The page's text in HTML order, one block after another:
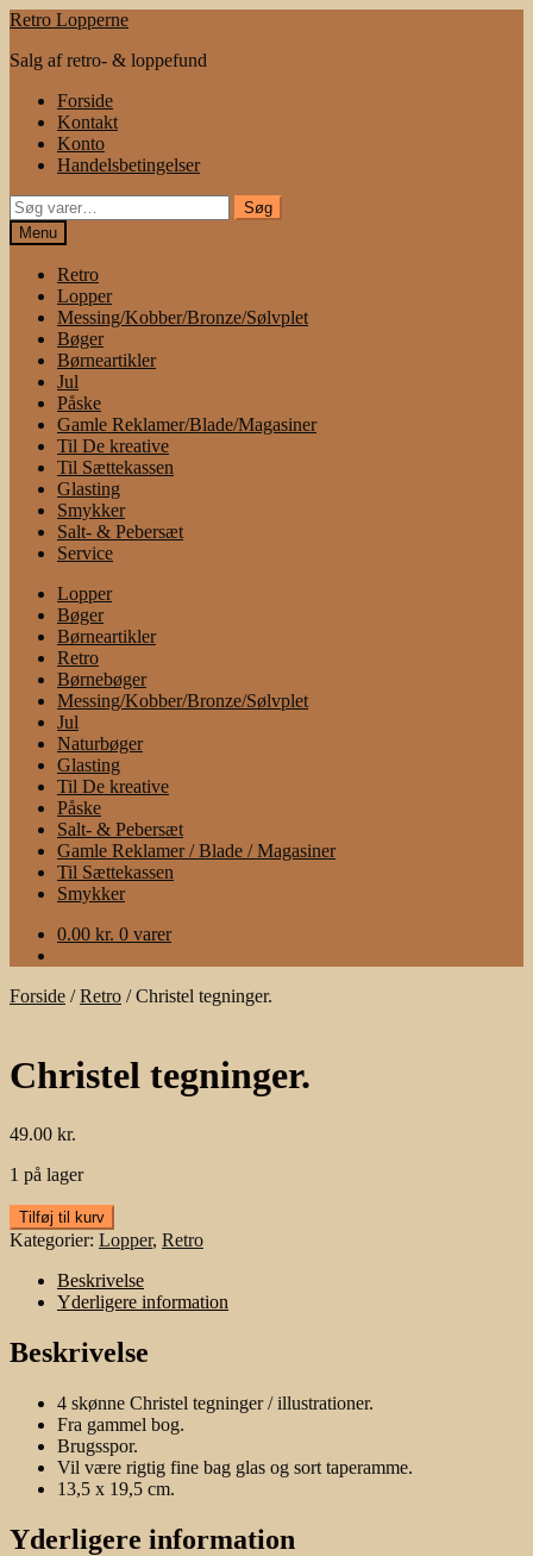
Spring
navigation
Spring
indhold
Retro Lopperne
Salg af retro- & loppefund
Forside
Kontakt
Konto
Handelsbetingelser
Søg
efter:
Søg
Menu
Retro
Lopper
Messing/Kobber/Bronze/Sølvplet
Bøger
Børneartikler
Jul
Påske
Gamle Reklamer/Blade/Magasiner
Til De kreative
Til Sættekassen
Glasting
Smykker
Salt- & Pebersæt
Service
Lopper
Bøger
Børneartikler
Retro
Børnebøger
Messing/Kobber/Bronze/Sølvplet
Jul
Naturbøger
Glasting
Til De kreative
Påske
Salt- & Pebersæt
Gamle Reklamer / Blade / Magasiner
Til Sættekassen
Smykker
0.00 kr. 0 varer
Forside /Retro /Christel tegninger.
Christel tegninger.
49.00 kr.
1 på lager
Christel
tegninger.
Tilføj til kurv
Kategorier: Lopper, Retro
Beskrivelse
Yderligere information
Beskrivelse
4 skønne Christel tegninger / illustrationer.
Fra gammel bog.
Brugsspor.
Vil være rigtig fine bag glas og sort taperamme.
13,5 x 19,5 cm.
Yderligere information